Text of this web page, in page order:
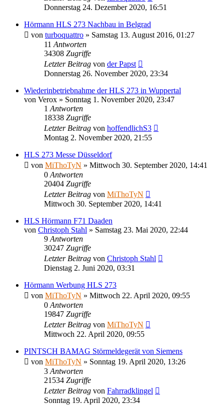
Donnerstag 24. Dezember 2020, 16:51
Hörmann HLS 273 Nachbau in Belgrad
von turboquattro » Samstag 13. August 2016, 01:27
11 Antworten
34308 Zugriffe
Letzter Beitrag von der Papst
Donnerstag 26. November 2020, 23:34
Wiederinbetriebnahme der HLS 273 in Wuppertal
von Verox » Sonntag 1. November 2020, 23:47
1 Antworten
18338 Zugriffe
Letzter Beitrag von hoffendlichS3
Montag 2. November 2020, 21:55
HLS 273 Messe Düsseldorf
von MiThoTyN » Mittwoch 30. September 2020, 14:41
0 Antworten
20404 Zugriffe
Letzter Beitrag von MiThoTyN
Mittwoch 30. September 2020, 14:41
HLS Hörmann F71 Daaden
von Christoph Stahl » Samstag 23. Mai 2020, 22:44
9 Antworten
30247 Zugriffe
Letzter Beitrag von Christoph Stahl
Dienstag 2. Juni 2020, 03:31
Hörmann Werbung HLS 273
von MiThoTyN » Mittwoch 22. April 2020, 09:55
0 Antworten
19847 Zugriffe
Letzter Beitrag von MiThoTyN
Mittwoch 22. April 2020, 09:55
PINTSCH BAMAG Störmeldegerät von Siemens
von MiThoTyN » Sonntag 19. April 2020, 13:26
3 Antworten
21534 Zugriffe
Letzter Beitrag von Fahrradklingel
Sonntag 19. April 2020, 23:34